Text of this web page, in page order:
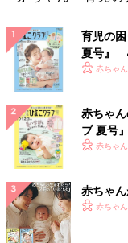
育児の
夏号』
いっぱ
赤ちゃ
赤ちゃ
ブ 夏号
く！ お
赤ちゃ
赤ちゃ
赤ちゃ